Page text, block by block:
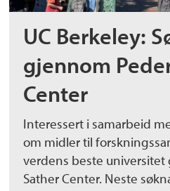
UC Berkeley:
gjennom
Center
Interessert i samarbeid
om midler til
verdens beste
Sather Center. Neste